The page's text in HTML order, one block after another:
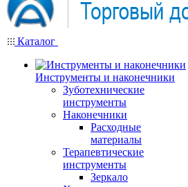
Каталог
Инструменты и наконечники
Зуботехнические
инструменты
Наконечники
Расходные
материалы
Терапевтические
инструменты
Зеркало